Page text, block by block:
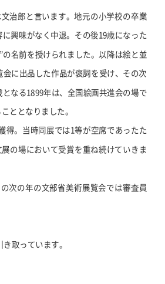
治郎と言います。地元の小学校の卒業
興味がなく中退。その後19歳になった
名前を授けられました。以降は絵と並
に出品した作品が褒詞を受け、その次
となる1899年は、全国絵画共進会の場で
ととなりました。
得。当時同展では1等が空席であったた
の場において受賞を重ね続けていきま
次の年の文部省美術展覧会では審査員
取っています。